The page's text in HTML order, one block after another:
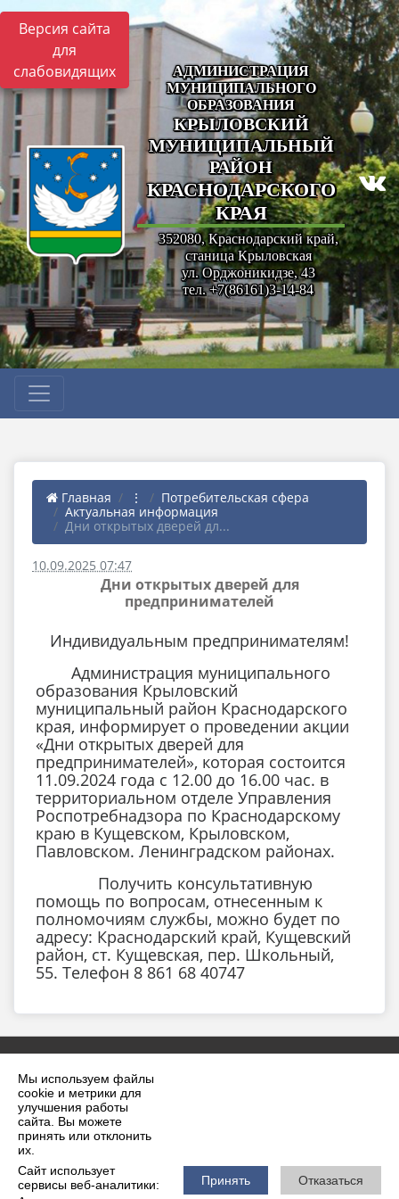
Мы используем файлы
cookie и метрики для
улучшения работы
сайта. Вы можете
принять или отклонить
их.
Сайт использует
сервисы веб-аналитики:
Принять Отказаться
Версия сайта
для
слабовидящих
АДМИНИСТРАЦИЯ
МУНИЦИПАЛЬНОГО
ОБРАЗОВАНИЯ
КРЫЛОВСКИЙ
МУНИЦИПАЛЬНЫЙ
РАЙОН
КРАСНОДАРСКОГО
КРАЯ
352080, Краснодарский край,
станица Крыловская
ул. Орджоникидзе, 43
тел. +7(86161)3-14-84
Главная ⋮
Потребительская сфера
Актуальная информация
Дни открытых дверей дл...
10.09.2025 07:47
Дни открытых дверей для
предпринимателей
Индивидуальным предпринимателям!
Администрация муниципального
образования Крыловский
муниципальный район Краснодарского
края, информирует о проведении акции
«Дни открытых дверей для
предпринимателей», которая состоится
11.09.2024 года с 12.00 до 16.00 час. в
территориальном отделе Управления
Роспотребнадзора по Краснодарскому
краю в Кущевском, Крыловском,
Павловском. Ленинградском районах.
Получить консультативную
помощь по вопросам, отнесенным к
полномочиям службы, можно будет по
адресу: Краснодарский край, Кущевский
район, ст. Кущевская, пер. Школьный,
55. Телефон 8 861 68 40747
2026 г. krilovskaya.ru
Вход
Карта сайта
Политика обработки персональных данных